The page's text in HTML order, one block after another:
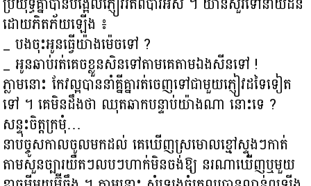
ដោយភិតភ័យឡើង ៖
_ បងចុះអូនធ្វើយ៉ាងម៉េចទៅ ?
_ អូនឆាប់រត់គេចខ្លួនសិនទៅតាមគេតាមឯងសីនទៅ !
ភ្លាមនោះ កែវល្អបាននាំគ្នីគ្នារត់ចេញទៅជាមួយភ្ញៀវដទៃទៀត
ទៅ ។ គេមិនដឹងថា ឈុតឆាកបន្ទាប់យ៉ាងណា នោះទេ ?
សន្ទុះចិត្តក្រមុំ…
នាបច្ចូសកាលចូលមកដល់ គេឃើញស្រមោលខ្មៅស្ទុងៗកាត់
តាមសួនច្បារយឺតៗលបៗហាក់មិនចង់ឱ្យ នរណាឃើញឬមួយ